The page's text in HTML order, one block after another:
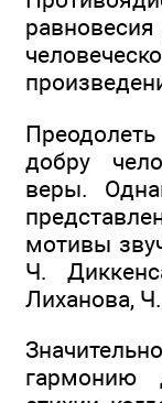
добру
веры.
мотивы
Ч.
Лиханова,
гармонию